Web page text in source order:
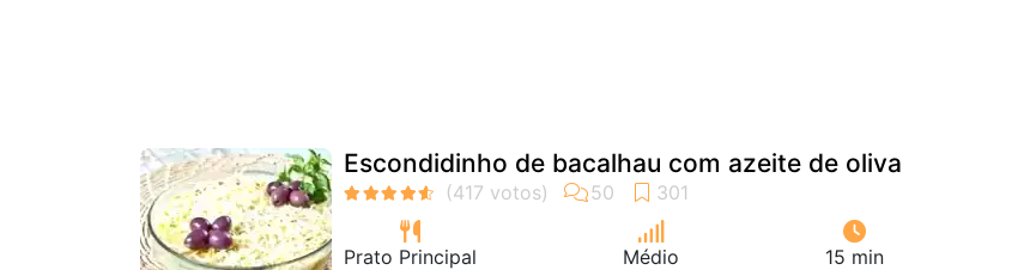
Escondidinho de bacalhau com azeite de oliva
Prato Principal Médio 15 min